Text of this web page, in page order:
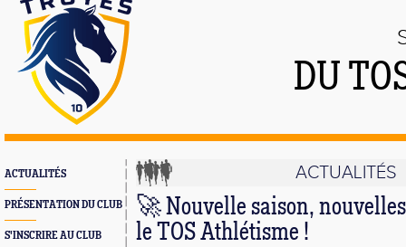
DU
ACTUALITÉS
PRÉSENTATION DU CLUB
S'INSCRIRE AU CLUB
ACTUALITÉS
🚀 Nouvelle saison,
le TOS Athlétisme !